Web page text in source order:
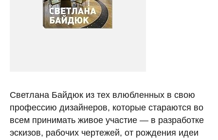
Светлана Байдюк из тех влюбленных в свою
профессию дизайнеров, которые стараются во
всем принимать живое участие — в разработке
эскизов, рабочих чертежей, от рождения идеи